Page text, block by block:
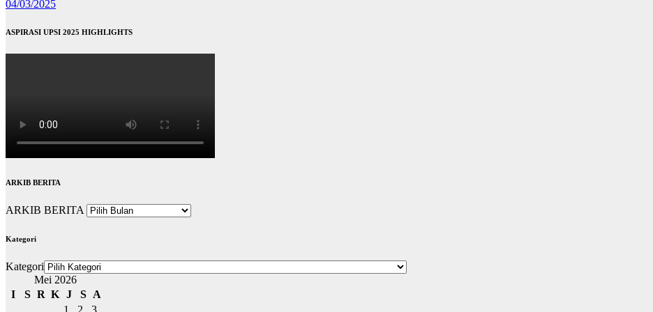
04/03/2025
ASPIRASI UPSI 2025 HIGHLIGHTS
ARKIB BERITA
ARKIB BERITA
Kategori
Kategori
Mei 2026
I
S R K J S
A
1
2 3